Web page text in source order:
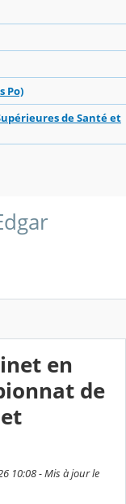
Po)
de Santé et
en
de
10:08 - Mis à jour le